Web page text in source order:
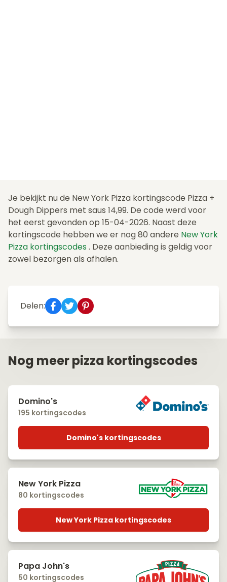
Je bekijkt nu de New York Pizza kortingscode Pizza +
Dough Dippers met saus 14,99. De code werd voor
het eerst gevonden op 15-04-2026. Naast deze
kortingscode hebben we er nog 80 andere New York
Pizza kortingscodes . Deze aanbieding is geldig voor
zowel bezorgen als afhalen.
Delen:
Nog meer pizza kortingscodes
Domino's
195 kortingscodes
Domino's kortingscodes
New York Pizza
80 kortingscodes
New York Pizza kortingscodes
Papa John's
50 kortingscodes